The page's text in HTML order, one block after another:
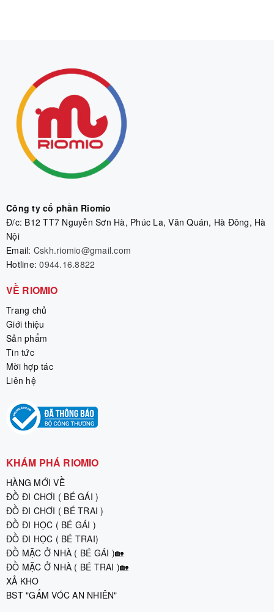
Công ty cổ phần Riomio
Đ/c: B12 TT7 Nguyễn Sơn Hà, Phúc La, Văn Quán, Hà Đông, Hà
Nội
Email: Cskh.riomio@gmail.com
Hotline:0944.16.8822
VỀ RIOMIO
Trang chủ
Giới thiệu
Sản phẩm
Tin tức
Mời hợp tác
Liên hệ
KHÁM PHÁ RIOMIO
HÀNG MỚI VỀ
ĐỒ ĐI CHƠI ( BÉ GÁI )
ĐỒ ĐI CHƠI ( BÉ TRAI )
ĐỒ ĐI HỌC ( BÉ GÁI )
ĐỒ ĐI HỌC ( BÉ TRAI)
ĐỒ MẶC Ở NHÀ ( BÉ GÁI )🏡
ĐỒ MẶC Ở NHÀ ( BÉ TRAI )🏡
XẢ KHO
BST "GẤM VÓC AN NHIÊN"